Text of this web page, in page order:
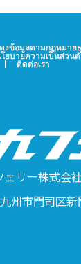
งข้อมูลตามกฎหมาย
ยบายความเป็นส่วน
ติดต่อเรา
ェリー株式会社
州市門司区新